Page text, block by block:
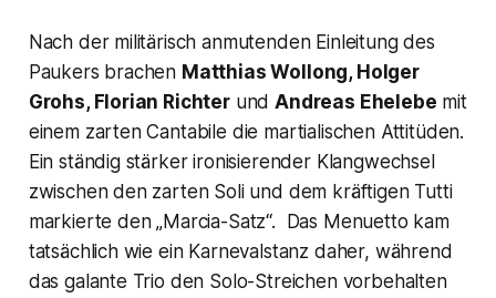
Nach der militärisch anmutenden Einleitung des
Paukers brachen Matthias Wollong, Holger
Grohs, Florian RichterundAndreas Ehelebe mit
einem zarten Cantabile die martialischen Attitüden.
Ein ständig stärker ironisierender Klangwechsel
zwischen den zarten Soli und dem kräftigen Tutti
markierte den„Marcia-Satz“. Das Menuetto kam
tatsächlich wie ein Karnevalstanz daher, während
das galante Trio den Solo-Streichen vorbehalten